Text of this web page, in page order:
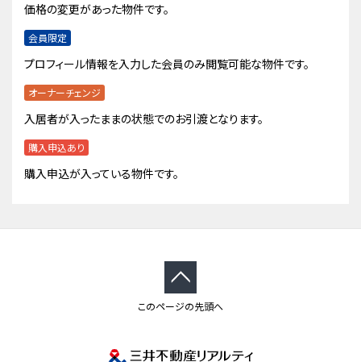
価格の変更があった物件です。
会員限定
プロフィール情報を入力した会員のみ閲覧可能な物件です。
オーナーチェンジ
入居者が入ったままの状態でのお引渡となります。
購入申込あり
購入申込が入っている物件です。
このページの先頭へ